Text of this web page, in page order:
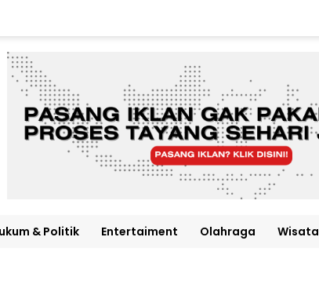
& Politik Entertaiment Olahraga Wisata